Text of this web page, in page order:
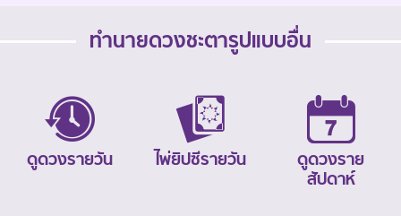
ทำนายดวงชะตารูปแบบอื่น
ดูดวงรายวัน ไพ่ยิปซีรายวัน
ดูดวงราย
สัปดาห์